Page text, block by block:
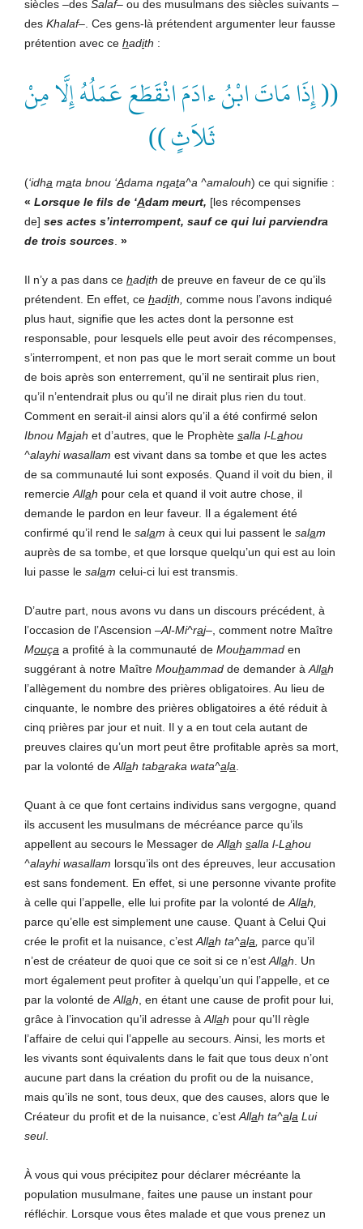
siècles –des Salaf– ou des musulmans des siècles suivants –
des Khalaf– . Ces gens-là prétendent argumenter leur fausse
prétention avec ce hadith :
(( إِذَا مَاتَ ابْنُ ءادَمَ انْقَطَعَ عَمَلُهُ إِلَّا مِنْ
ثَلاَثٍ ))
(‘idha mata bnou ‘Adama nqata^a ^amalouh) ce qui signifie :
« Lorsque le fils de ‘Adam meurt, [les récompenses
de] ses actes s’interrompent, sauf ce qui lui parviendra
de trois sources »
Il n’y a pas dans ce hadith de preuve en faveur de ce qu’ils
prétendent. En effet, ce hadith, comme nous l’avons indiqué
plus haut, signifie que les actes dont la personne est
responsable, pour lesquels elle peut avoir des récompenses,
s’interrompent, et non pas que le mort serait comme un bout
de bois après son enterrement, qu’il ne sentirait plus rien,
qu’il n’entendrait plus ou qu’il ne dirait plus rien du tout.
Comment en serait-il ainsi alors qu’il a été confirmé selon
Ibnou Majah et d’autres, que le Prophète salla l-L ahou
^alayhi wasallam est vivant dans sa tombe et que les actes
de sa communauté lui sont exposés. Quand il voit du bien, il
remercie Allah pour cela et quand il voit autre chose, il
demande le pardon en leur faveur. Il a également été
confirmé qu’il rend le salam à ceux qui lui passent le salam
auprès de sa tombe, et que lorsque quelqu’un qui est au loin
lui passe le salam celui-ci lui est transmis.
D’autre part, nous avons vu dans un discours précédent, à
l’occasion de l’Ascension –Al-Mi^raj– , comment notre Maître
Mouça a profité à la communauté de Mouhammad en
suggérant à notre Maître Mouhammad de demander à Allah
l’allègement du nombre des prières obligatoires. Au lieu de
cinquante, le nombre des prières obligatoires a été réduit à
cinq prières par jour et nuit. Il y a en tout cela autant de
preuves claires qu’un mort peut être profitable après sa mort,
par la volonté de Allah tabaraka wata^ala
Quant à ce que font certains individus sans vergogne, quand
ils accusent les musulmans de mécréance parce qu’ils
appellent au secours le Messager de Allah salla l-L ahou
^alayhi wasallam lorsqu’ils ont des épreuves, leur accusation
est sans fondement. En effet, si une personne vivante profite
à celle qui l’appelle, elle lui profite par la volonté de Allah,
parce qu’elle est simplement une cause. Quant à Celui Qui
crée le profit et la nuisance, c’est Allah ta^ala
parce qu’il
n’est de créateur de quoi que ce soit si ce n’est Allah . Un
mort également peut profiter à quelqu’un qui l’appelle, et ce
par la volonté de Allah , en étant une cause de profit pour lui,
grâce à l’invocation qu’il adresse à Allah pour qu’Il règle
l’affaire de celui qui l’appelle au secours. Ainsi, les morts et
les vivants sont équivalents dans le fait que tous deux n’ont
aucune part dans la création du profit ou de la nuisance,
mais qu’ils ne sont, tous deux, que des causes, alors que le
Créateur du profit et de la nuisance, c’est Allah ta^ala Lui
seul.
À vous qui vous précipitez pour déclarer mécréante la
population musulmane, faites une pause un instant pour
réfléchir. Lorsque vous êtes malade et que vous prenez un